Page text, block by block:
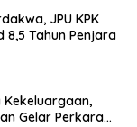
JPU KPK
8,5 Tahun Penjara
Kekeluargaan,
Gelar Perkara